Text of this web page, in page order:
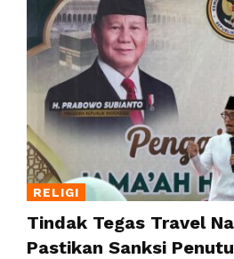
RELIGI
Tindak Tegas Travel
Pastikan Sanksi